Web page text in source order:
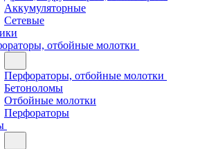
Аккумуляторные
Сетевые
отбойные молотки
Перфораторы, отбойные молотки
Бетоноломы
Отбойные молотки
Перфораторы